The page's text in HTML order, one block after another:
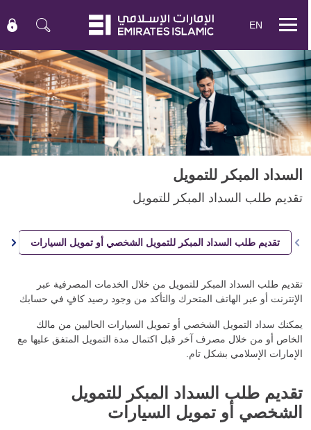
Mobile
EN
السداد المبكر للتمويل
تقديم طلب السداد المبكر للتمويل
تقديم طلب السداد المبكر للتمويل الشخصي أو تمويل السيارات
تقديم طلب السداد المبكر للتمويل من خلال الخدمات المصرفية عبر
الإنترنت أو عبر الهاتف المتحرك والتأكد من وجود رصيد كافٍ في حسابك
يمكنك سداد التمويل الشخصي أو تمويل السيارات الحاليين من مالك
الخاص أو من خلال مصرف آخر قبل اكتمال مدة التمويل المتفق عليها مع
الإمارات الإسلامي بشكل تام.
تقديم طلب السداد المبكر للتمويل
الشخصي أو تمويل السيارات